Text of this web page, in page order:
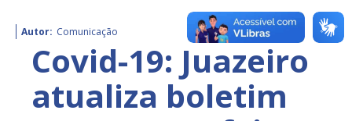
Autor: Comunicação
Covid-19: Juazeiro
atualiza boletim